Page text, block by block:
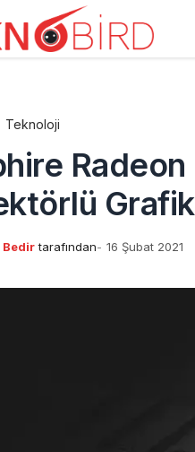
Teknoloji
Bedir tarafından 16 Şubat 2021